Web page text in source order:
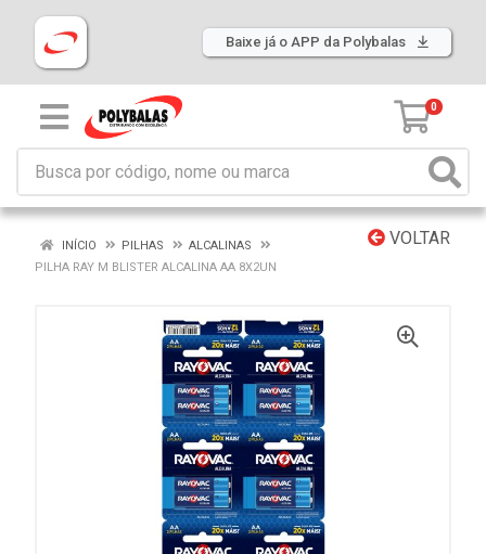
Baixe já o APP da Polybalas
0
VOLTAR
INÍCIO PILHAS
ALCALINAS
PILHA RAY M BLISTER ALCALINA AA 8X2UN